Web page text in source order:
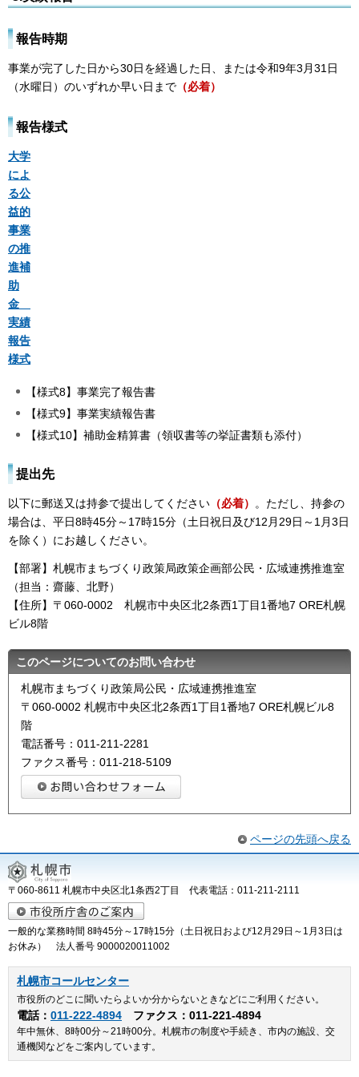
報告時期
事業が完了した日から30日を経過した日、または令和9年3月31日
（水曜日）のいずれか早い日まで （必着）
報告様式
大学
によ
る公
益的
事業
の推
進補
助
金
実績
報告
様式
【様式8】事業完了報告書
【様式9】事業実績報告書
【様式10】補助金精算書（領収書等の挙証書類も添付）
提出先
以下に郵送又は持参で提出してください （必着）
。ただし、持参の
場合は、平日8時45分～17時15分（土日祝日及び12月29日～1月3日
を除く）にお越しください。
【部署】札幌市まちづくり政策局政策企画部公民・広域連携推進室
（担当：齋藤、北野）
【住所】〒060-0002 札幌市中央区北2条西1丁目1番地7 ORE札幌
ビル8階
このページについてのお問い合わせ
札幌市まちづくり政策局公民・広域連携推進室
〒060-0002 札幌市中央区北2条西1丁目1番地7 ORE札幌ビル8
階
電話番号：011-211-2281
ファクス番号：011-218-5109
ページの先頭へ戻る
〒060-8611 札幌市中央区北1条西2丁目 代表電話：011-211-2111
一般的な業務時間 8時45分～17時15分（土日祝日および12月29日～1月3日は
お休み） 法人番号 9000020011002
札幌市コールセンター
市役所のどこに聞いたらよいか分からないときなどにご利用ください。
電話： 011-222-4894 ファクス：011-221-4894
年中無休、8時00分～21時00分。札幌市の制度や手続き、市内の施設、交
通機関などをご案内しています。